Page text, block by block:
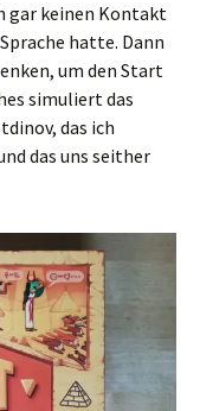
gar keinen Kontakt
hatte. Dann
um den Start
simuliert das
das ich
das uns seither